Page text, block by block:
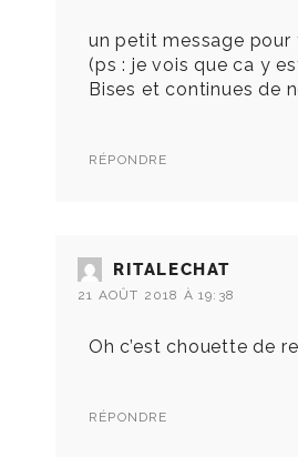
un petit message pour
(ps : je vois que ca y
Bises et continues de
RÉPONDRE
RITALECHAT
21 AOÛT 2018 À 19:38
Oh c’est chouette de
RÉPONDRE